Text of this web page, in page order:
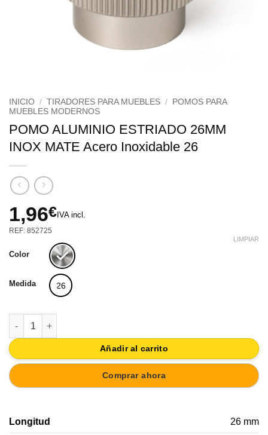
INICIO / TIRADORES PARA MUEBLES /
POMOS PARA
MUEBLES MODERNOS
POMO ALUMINIO ESTRIADO 26MM
INOX MATE Acero Inoxidable 26
1,96€ IVA incl.
REF: 852725
Color
Medida 26
LIMPIAR
POMO ALUMINIO ESTRIADO 26MM INOX MATE cantidad
Añadir al carrito
Comprar ahora
Longitud 26 mm